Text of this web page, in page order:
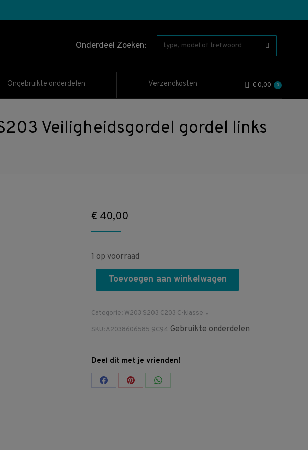
Onderdeel Zoeken:
Ongebruikte onderdelen Verzendkosten € 0,00 0
Veiligheidsgordel gordel links
€ 40,00
1 op voorraad
Toevoegen aan winkelwagen
Categorie: W203 S203 C203 C-klasse
SKU:A2038606585 9C94 Gebruikte onderdelen
Deel dit met je vrienden!
Share Share Share